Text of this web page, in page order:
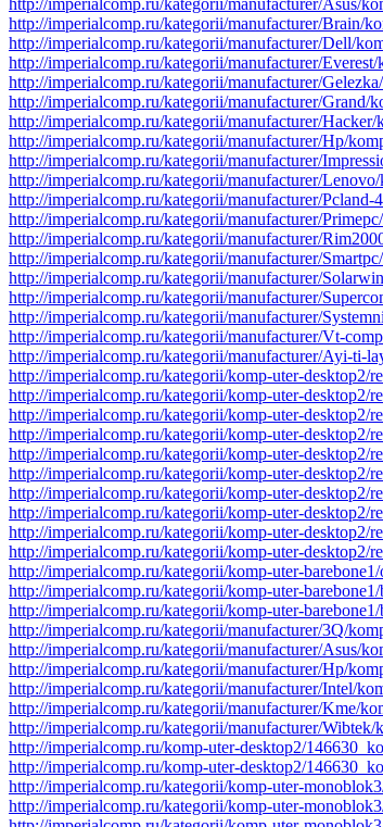
http://imperialcomp.ru/kategorii/manufacturer/Asus/
http://imperialcomp.ru/kategorii/manufacturer/Brain/
http://imperialcomp.ru/kategorii/manufacturer/Dell/
http://imperialcomp.ru/kategorii/manufacturer/Everest/
http://imperialcomp.ru/kategorii/manufacturer/
http://imperialcomp.ru/kategorii/manufacturer/Grand/
http://imperialcomp.ru/kategorii/manufacturer/Hacker/
http://imperialcomp.ru/kategorii/manufacturer/Hp/
http://imperialcomp.ru/kategorii/manufacturer/
http://imperialcomp.ru/kategorii/manufacturer/
http://imperialcomp.ru/kategorii/manufacturer/Pcland-
http://imperialcomp.ru/kategorii/manufacturer/
http://imperialcomp.ru/kategorii/manufacturer/
http://imperialcomp.ru/kategorii/manufacturer/
http://imperialcomp.ru/kategorii/manufacturer/
http://imperialcomp.ru/kategorii/manufacturer/
http://imperialcomp.ru/kategorii/manufacturer/
http://imperialcomp.ru/kategorii/manufacturer/Vt-
http://imperialcomp.ru/kategorii/manufacturer/Ayi-ti-
http://imperialcomp.ru/kategorii/komp-uter-desktop2/
http://imperialcomp.ru/kategorii/komp-uter-desktop2/
http://imperialcomp.ru/kategorii/komp-uter-desktop2/
http://imperialcomp.ru/kategorii/komp-uter-desktop2/
http://imperialcomp.ru/kategorii/komp-uter-desktop2/
http://imperialcomp.ru/kategorii/komp-uter-desktop2/
http://imperialcomp.ru/kategorii/komp-uter-desktop2/
http://imperialcomp.ru/kategorii/komp-uter-desktop2/
http://imperialcomp.ru/kategorii/komp-uter-desktop2/
http://imperialcomp.ru/kategorii/komp-uter-desktop2/
http://imperialcomp.ru/kategorii/komp-uter-
http://imperialcomp.ru/kategorii/komp-uter-
http://imperialcomp.ru/kategorii/komp-uter-
http://imperialcomp.ru/kategorii/manufacturer/3Q/
http://imperialcomp.ru/kategorii/manufacturer/Asus/
http://imperialcomp.ru/kategorii/manufacturer/Hp/
http://imperialcomp.ru/kategorii/manufacturer/Intel/
http://imperialcomp.ru/kategorii/manufacturer/Kme/
http://imperialcomp.ru/kategorii/manufacturer/Wibtek/
http://imperialcomp.ru/komp-uter-desktop2/
http://imperialcomp.ru/komp-uter-desktop2/
http://imperialcomp.ru/kategorii/komp-uter-
http://imperialcomp.ru/kategorii/komp-uter-